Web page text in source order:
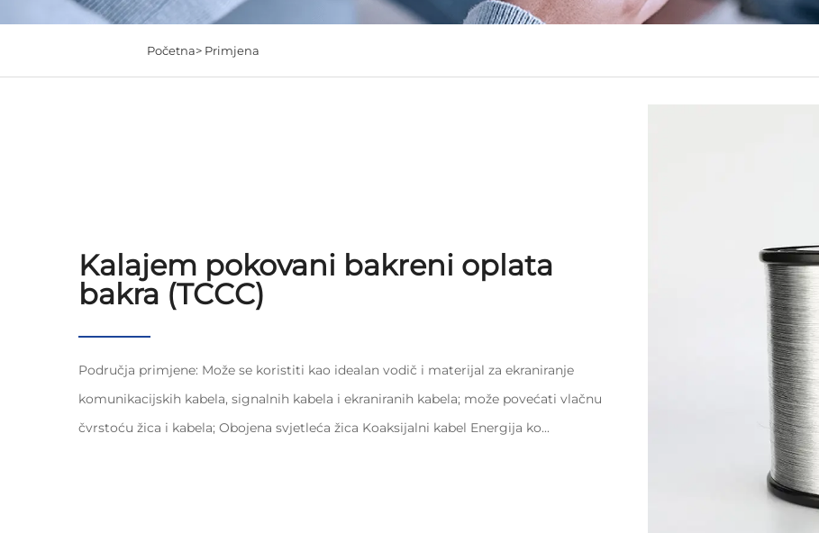
Početna> Primjena
Kalajem pokovani bakreni oplata
bakra (TCCC)
Područja primjene: Može se koristiti kao idealan vodič i materijal za ekraniranje
komunikacijskih kabela, signalnih kabela i ekraniranih kabela; može povećati vlačnu
čvrstoću žica i kabela; Obojena svjetleća žica Koaksijalni kabel Energija ko...